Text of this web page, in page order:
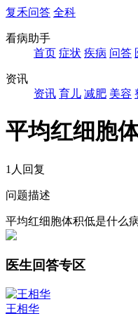
复禾问答 全科
看病助手
首页 症状 疾病 问答
资讯
资讯 育儿 减肥 美容
平均红细胞
1人回复
问题描述
平均红细胞体积低是什么
医生回答专区
王相华